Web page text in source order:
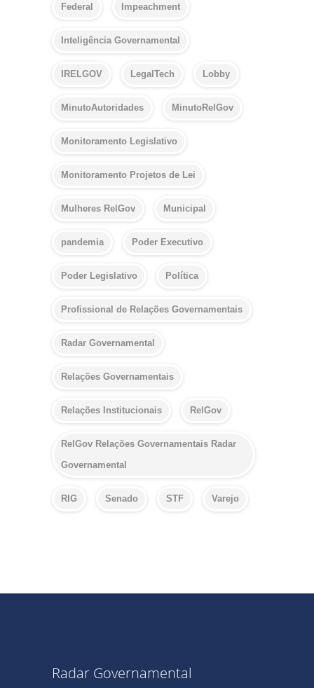
Federal Impeachment
Inteligência Governamental
IRELGOV LegalTech Lobby
MinutoAutoridades MinutoRelGov
Monitoramento Legislativo
Monitoramento Projetos de Lei
Mulheres RelGov Municipal
pandemia Poder Executivo
Poder Legislativo Política
Profissional de Relações Governamentais
Radar Governamental
Relações Governamentais
Relações Institucionais RelGov
RelGov Relações Governamentais Radar
Governamental
RIG Senado STF Varejo
Radar Governamental